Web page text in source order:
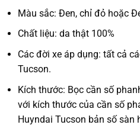
Màu sắc: Đen, chỉ đỏ hoặc
Chất liệu: da thật 100%
Các đời xe áp dụng: tất cả
Tucson.
Kích thước: Bọc cần số
với kích thước của cần số
Huyndai Tucson bản số sàn